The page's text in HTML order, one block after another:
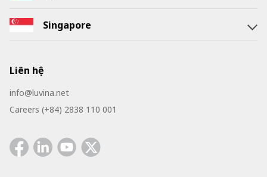
Singapore
Liên hệ
info@luvina.net
Careers (+84) 2838 110 001
FacebookLinkedinYoutubeTwitter